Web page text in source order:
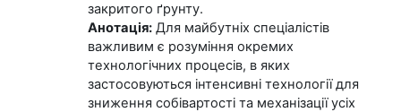
закритого ґрунту.
Анотація: Для майбутніх спеціалістів
важливим є розуміння окремих
технологічних процесів, в яких
застосовуються інтенсивні технології для
зниження собівартості та механізації усіх